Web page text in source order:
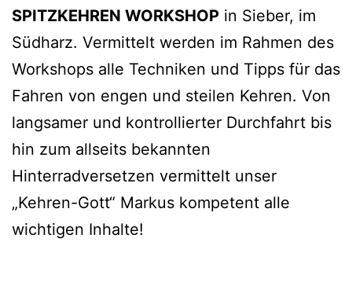
SPITZKEHREN WORKSHOP in Sieber, im
Südharz. Vermittelt werden im Rahmen des
Workshops alle Techniken und Tipps für das
Fahren von engen und steilen Kehren. Von
langsamer und kontrollierter Durchfahrt bis
hin zum allseits bekannten
Hinterradversetzen vermittelt unser
„Kehren-Gott“ Markus kompetent alle
wichtigen Inhalte!